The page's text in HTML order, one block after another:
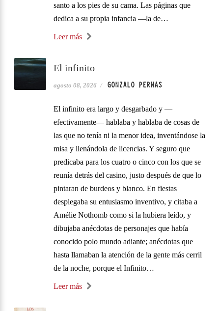
santo a los pies de su cama. Las páginas que
dedica a su propia infancia —la de…
Leer más
El infinito
agosto 08, 2026 / GONZALO PERNAS
El infinito era largo y desgarbado y —
efectivamente— hablaba y hablaba de cosas de
las que no tenía ni la menor idea, inventándose la
misa y llenándola de licencias. Y seguro que
predicaba para los cuatro o cinco con los que se
reunía detrás del casino, justo después de que lo
pintaran de burdeos y blanco. En fiestas
desplegaba su entusiasmo inventivo, y citaba a
Amélie Nothomb como si la hubiera leído, y
dibujaba anécdotas de personajes que había
conocido polo mundo adiante; anécdotas que
hasta llamaban la atención de la gente más cerril
de la noche, porque el Infinito…
Leer más